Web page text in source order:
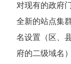
对现有的政府
全新的站点集
名设置（区、
府的二级域名